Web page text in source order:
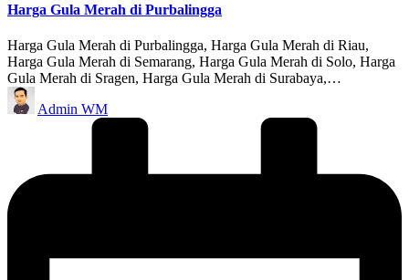
Harga Gula Merah di Purbalingga
Harga Gula Merah di Purbalingga, Harga Gula Merah di Riau,
Harga Gula Merah di Semarang, Harga Gula Merah di Solo, Harga
Gula Merah di Sragen, Harga Gula Merah di Surabaya,…
Posted
by
Admin WM